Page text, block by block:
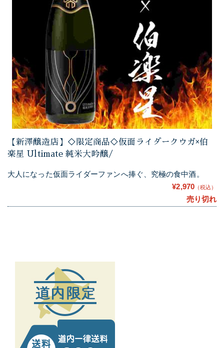
【新澤醸造店】◇限定商品◇仮面ライダークウガ×伯
楽星 Ultimate 純米大吟醸/
大人になった仮面ライダーファンへ捧ぐ、究極の食中酒。
¥2,970 （税込）
売り切れ